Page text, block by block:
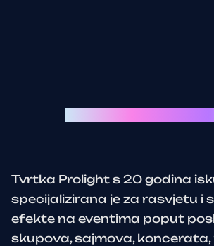
Tvrtka Prolight s 20 godina
specijalizirana je za rasvjetu i
efekte na eventima poput
skupova, sajmova, koncerata,